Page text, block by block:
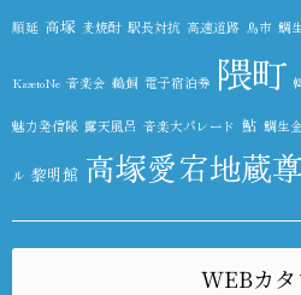
順延 高塚 麦焼酎 駅長対抗 高速道路 鳥市 鯛生
KazetoNe 音楽会 鵜飼 電子宿泊券 隈町
魅力発信隊 露天風呂 音楽大パレード 鮎 鯛生
ル 黎明館 高塚愛宕地蔵尊
WEBカ